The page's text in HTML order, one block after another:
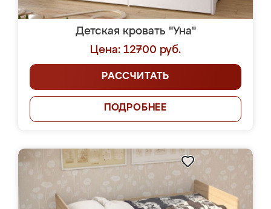
Детская кровать "Уна"
Цена: 12700 руб.
РАССЧИТАТЬ
ПОДРОБНЕЕ